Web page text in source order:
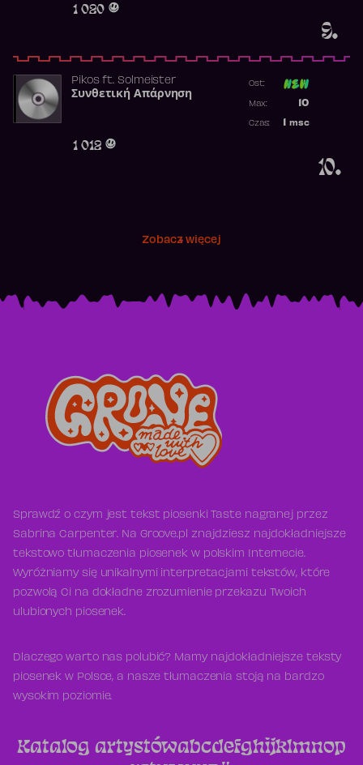
9.
1 020
10.
Pikosft. Solmeister
Συνθετική Απάρνηση
1 012
Ost:
10
Max:
msc
Czas:
Zobacz więcej
Sprawdź o czym jest tekst piosenki Taste nagranej przez
Sabrina Carpenter. Na Groove.pl znajdziesz najdokładniejsze
tekstowo tłumaczenia piosenek w polskim Internecie.
Wyróżniamy się unikalnymi interpretacjami tekstów, które
pozwolą Ci na dokładne zrozumienie przekazu Twoich
ulubionych piosenek.
Dlaczego warto nas polubić? Mamy najdokładniejsze teksty
piosenek w Polsce, a nasze tłumaczenia stoją na bardzo
wysokim poziomie.
Katalog artystówabcdefghijklmnop